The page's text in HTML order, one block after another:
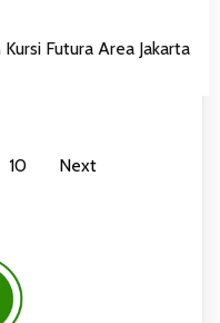
Futura Area Jakarta
10 Next